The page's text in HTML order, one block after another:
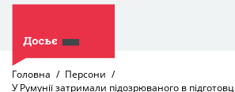
Головна
Персони
У Румунії затримали підозрюваного в